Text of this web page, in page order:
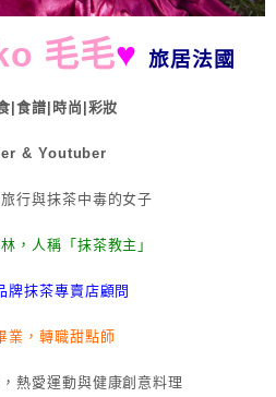
毛毛♥ 旅居法國
|食譜|時尚|彩妝
& Youtuber
行與抹茶中毒的女子
，人稱「抹茶教主」
牌抹茶專賣店顧問
業，轉職甜點師
熱愛運動與健康創意料理